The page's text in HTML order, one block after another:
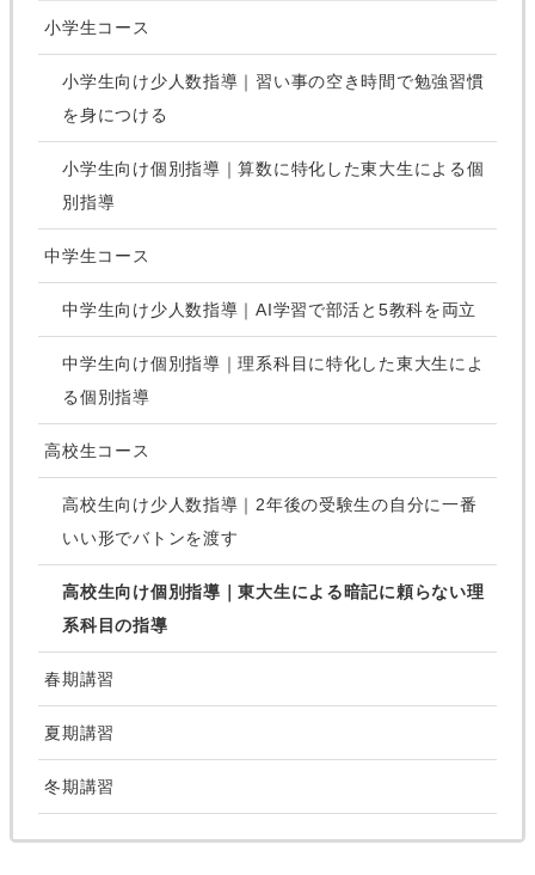
小学生コース
小学生向け少人数指導｜習い事の空き時間で勉強習慣
を身につける
小学生向け個別指導｜算数に特化した東大生による個
別指導
中学生コース
中学生向け少人数指導｜AI学習で部活と5教科を両立
中学生向け個別指導｜理系科目に特化した東大生によ
る個別指導
高校生コース
高校生向け少人数指導｜2年後の受験生の自分に一番
いい形でバトンを渡す
高校生向け個別指導｜東大生による暗記に頼らない理
系科目の指導
春期講習
夏期講習
冬期講習